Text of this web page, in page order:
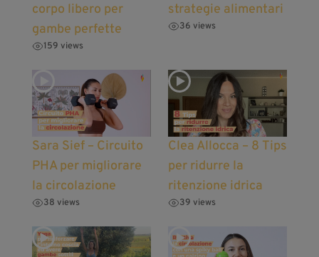
corpo libero per
gambe perfette
159 views
strategie alimentari
36 views
Sara Sief – Circuito
PHA per migliorare
la circolazione
38 views
Clea Allocca – 8 Tips
per ridurre la
ritenzione idrica
39 views